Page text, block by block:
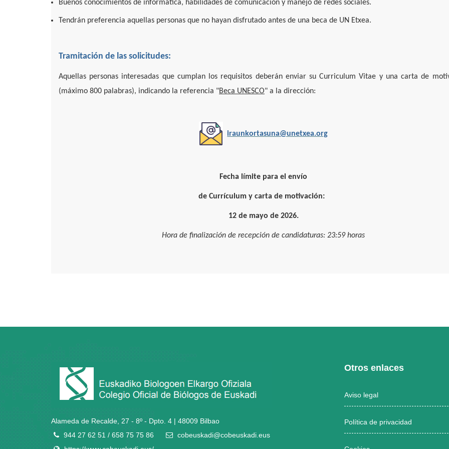
Buenos conocimientos de informática, habilidades de comunicación y manejo de redes sociales.
Tendrán preferencia aquellas personas que no hayan disfrutado antes de una beca de UN Etxea.
Tramitación de las solicitudes:
Aquellas personas interesadas que cumplan los requisitos deberán enviar su Curriculum Vitae y una carta de
(máximo 800 palabras), indicando la referencia "Beca UNESCO" a la dirección:
iraunkortasuna@unetxea.org
Fecha límite para el envío
de Currículum y carta de motivación:
12 de mayo de 2026.
Hora de finalización de recepción de candidaturas: 23:59 horas
Alameda de Recalde, 27 - 8º - Dpto. 4 | 48009 Bilbao
944 27 62 51 / 658 75 75 86
cobeuskadi@cobeuskadi.eus
Otros enlaces
Aviso legal
Política de privacidad